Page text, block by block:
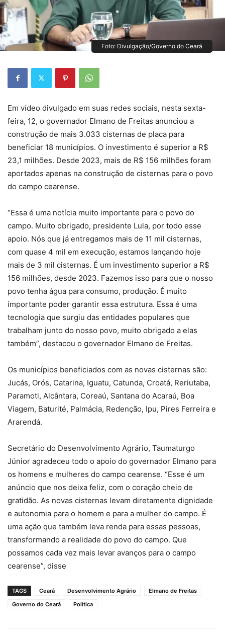
Foto: Divulgação/Governo do Ceará
Em vídeo divulgado em suas redes sociais, nesta sexta-
feira, 12, o governador Elmano de Freitas anunciou a
construção de mais 3.033 cisternas de placa para
beneficiar 18 municípios. O investimento é superior a R$
23,1 milhões. Desde 2023, mais de R$ 156 milhões foram
aportados apenas na construção de cisternas para o povo
do campo cearense.
“Essa é uma notícia muito importante para o povo do
campo. Muito obrigado, presidente Lula, por todo esse
apoio. Nós que já entregamos mais de 11 mil cisternas,
com quase 4 mil em execução, estamos lançando hoje
mais de 3 mil cisternas. É um investimento superior a R$
156 milhões, desde 2023. Fazemos isso para que o nosso
povo tenha água para consumo, produção. É muito
importante poder garantir essa estrutura. Essa é uma
tecnologia que surgiu das entidades populares que
trabalham junto do nosso povo, muito obrigado a elas
também”, destacou o governador Elmano de Freitas.
Os municípios beneficiados com as novas cisternas são:
Jucás, Orós, Catarina, Iguatu, Catunda, Croatá, Reriutaba,
Paramoti, Alcântara, Coreaú, Santana do Acaraú, Boa
Viagem, Baturité, Palmácia, Redenção, Ipu, Pires Ferreira e
Ararendá.
Secretário do Desenvolvimento Agrário, Taumaturgo
Júnior agradeceu todo o apoio do governador Elmano para
os homens e mulheres do campo cearense. “Esse é um
anúncio que nos deixa feliz, com o coração cheio de
gratidão. As novas cisternas levam diretamente dignidade
e autonomia para o homem e para a mulher do campo. É
uma ação que também leva renda para essas pessoas,
transformando a realidade do povo do campo. Que
possamos cada vez mais levar avanços para o campo
cearense”, disse
TAGS Ceará Desenvolvimento Agrário
Elmano de Freitas
Governo do Ceará
Política